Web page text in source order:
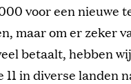
voor een nieuwe
maar om er zeker
betaalt, hebben
11 in diverse landen